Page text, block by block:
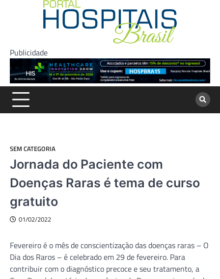
Publicidade
SEM CATEGORIA
Jornada do Paciente com
Doenças Raras é tema de curso
gratuito
01/02/2022
Fevereiro é o mês de conscientização das doenças raras – O
Dia dos Raros – é celebrado em 29 de fevereiro. Para
contribuir com o diagnóstico precoce e seu tratamento, a